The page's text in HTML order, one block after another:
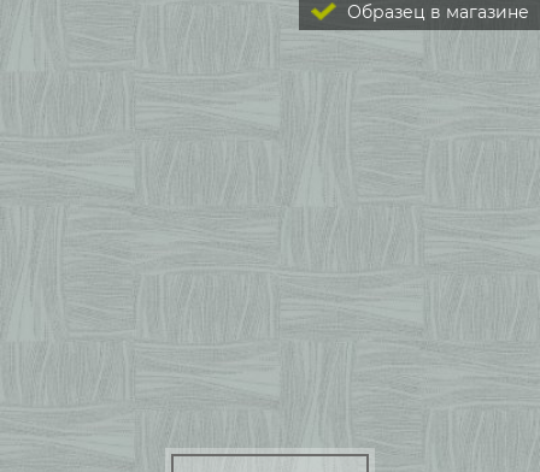
Образец в магазине